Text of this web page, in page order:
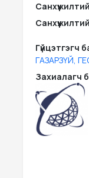
Гүйцэтгэгч
ГАЗАРЗҮЙ,
Захиалагч